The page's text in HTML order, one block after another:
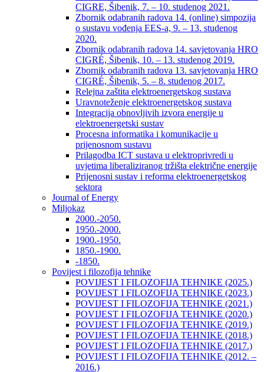
CIGRE, Šibenik, 7. – 10. studenog 2021.
Zbornik odabranih radova 14. (online) simpozija
o sustavu vođenja EES-a, 9. – 13. studenog
2020.
Zbornik odabranih radova 14. savjetovanja HRO
CIGRÉ, Šibenik, 10. – 13. studenog 2019.
Zbornik odabranih radova 13. savjetovanja HRO
CIGRÉ, Šibenik, 5. – 8. studenog 2017.
Relejna zaštita elektroenergetskog sustava
Uravnoteženje elektroenergetskog sustava
Integracija obnovljivih izvora energije u
elektroenergetski sustav
Procesna informatika i komunikacije u
prijenosnom sustavu
Prilagodba ICT sustava u elektroprivredi u
uvjetima liberaliziranog tržišta električne energije
Prijenosni sustav i reforma elektroenergetskog
sektora
Journal of Energy
Miljokaz
2000.-2050.
1950.-2000.
1900.-1950.
1850.-1900.
-1850.
Povijest i filozofija tehnike
POVIJEST I FILOZOFIJA TEHNIKE (2025.)
POVIJEST I FILOZOFIJA TEHNIKE (2023.)
POVIJEST I FILOZOFIJA TEHNIKE (2021.)
POVIJEST I FILOZOFIJA TEHNIKE (2020.)
POVIJEST I FILOZOFIJA TEHNIKE (2019.)
POVIJEST I FILOZOFIJA TEHNIKE (2018.)
POVIJEST I FILOZOFIJA TEHNIKE (2017.)
POVIJEST I FILOZOFIJA TEHNIKE (2012. –
2016.)